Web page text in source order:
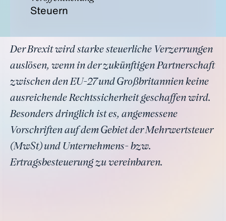
Steuern
Der Brexit wird starke steuerliche Verzerrungen
auslösen, wenn in der zukünftigen Partnerschaft
zwischen den EU-27 und Großbritannien keine
ausreichende Rechtssicherheit geschaffen wird.
Besonders dringlich ist es, angemessene
Vorschriften auf dem Gebiet der Mehrwertsteuer
(MwSt) und Unternehmens- bzw.
Ertragsbesteuerung zu vereinbaren.